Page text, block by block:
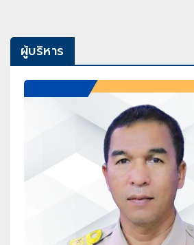
ผู้บริหาร